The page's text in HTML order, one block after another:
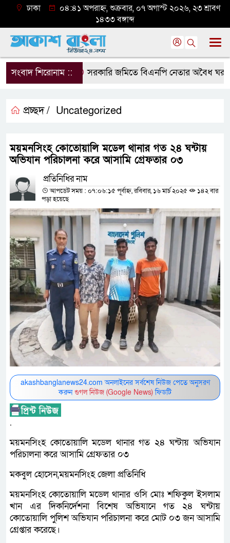
ঢাকা
০৪:৪১ অপরাহ্ন, শুক্রবার, ০৭ অগাস্ট ২০২৬, ২৩ শ্রাবণ
১৪৩৩ বঙ্গাব্দ
সংবাদ শিরোনাম ::সরকারি জমিতে বিএনপি নেতার অবৈধ ঘর
প্রচ্ছদ / Uncategorized
ময়মনসিংহ কোতোয়ালি মডেল থানার গত ২৪ ঘন্টায়
অভিযান পরিচালনা করে আসামি গ্রেফতার ০৩
প্রতিনিধির নাম
আপডেট সময় : ০৭:০৬:১৫ পূর্বাহ্ন, রবিবার, ১৬ মার্চ ২০২৫
১৪২ বার
পড়া হয়েছে
akashbanglanews24.com অনলাইনের সর্বশেষ নিউজ পেতে অনুসরণ
করুনগুগল নিউজ (Google News)ফিডটি
.
ময়মনসিংহ কোতোয়ালি মডেল থানার গত ২৪ ঘন্টায় অভিযান
পরিচালনা করে আসামি গ্রেফতার ০৩
মকবুল হোসেন,ময়মনসিংহ জেলা প্রতিনিধি
ময়মনসিংহ কোতোয়ালি মডেল থানার ওসি মোঃ শফিকুল ইসলাম
খান এর দিকনির্দেশনা বিশেষ অভিযানে গত ২৪ ঘন্টায়
কোতোয়ালি পুলিশ অভিযান পরিচালনা করে মোট ০৩ জন আসামি
গ্রেপ্তার করেছে।